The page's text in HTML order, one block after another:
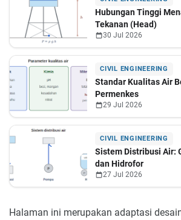
Hubungan Tinggi
Tekanan (Head)
30 Jul 2026
CIVIL ENGINEERING
Standar Kualitas Air
Permenkes
29 Jul 2026
CIVIL ENGINEERING
Sistem Distribusi Air:
dan Hidrofor
27 Jul 2026
Halaman ini merupakan adaptasi